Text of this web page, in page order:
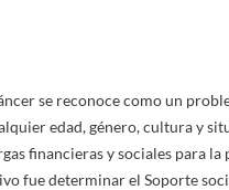
se reconoce como un
edad, género, cultura y
financieras y sociales para
fue determinar el Soporte